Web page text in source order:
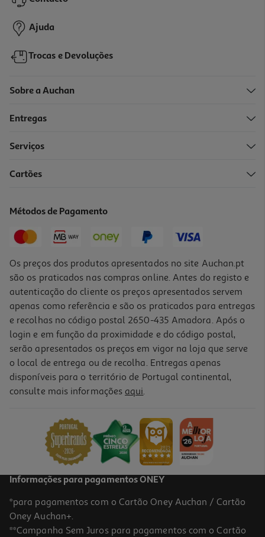
Ajuda
Trocas e Devoluções
Sobre a Auchan
Entregas
Serviços
Cartões
Métodos de Pagamento
Os preços dos produtos apresentados no site Auchan.pt
são os praticados nas compras online. Antes do registo e
autenticação do cliente os preços apresentados servem
apenas como referência e são os praticados para entregas
e recolhas no código postal 2650-435 Amadora. Após o
login e em função da proximidade e do código postal,
serão apresentados os preços em vigor na loja que serve
o local de entrega ou de recolha. Entregas apenas
disponíveis para o território de Portugal continental,
consulte mais informações aqui.
Informações para pagamentos ONEY
*para pagamentos com o Cartão Oney Auchan / Cartão
Oney Auchan+.
**Campanha Sem Juros para pagamentos com o Cartão